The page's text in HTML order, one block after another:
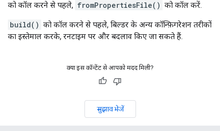
को कॉल करने से पहले, fromPropertiesFile() को कॉल करें.
build() को कॉल करने से पहले, बिल्डर के अन्य कॉन्फ़िगरेशन तरीकों
का इस्तेमाल करके, रनटाइम पर और बदलाव किए जा सकते हैं.
क्या इस कॉन्टेंट से आपको मदद मिली?
सुझाव भेजें